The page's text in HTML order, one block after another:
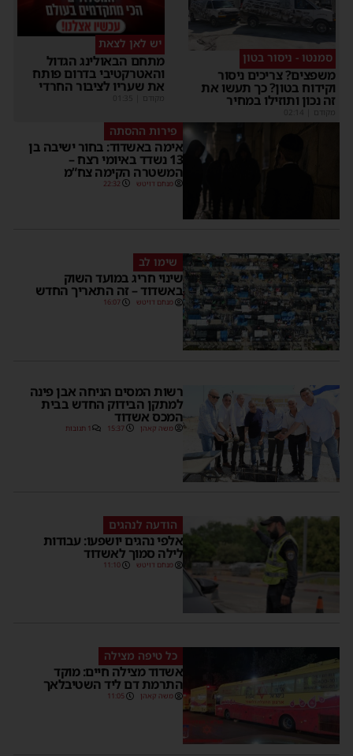
סמנטו - ניסור בטון
משפצים? צריכים ניסור
וקידוח בטון? כך תעשו את
זה נכון ותוזילו במחיר
מקודם
יש לאן לצאת
מתחם הבאולינג הגדול
והאטרקטיבי בדרום פותח
את שעריו לציבור החרדי
מקודם
פירות ההסתה
אימה באשדוד: בחור ישיבה בן
13 נשדד באיומי רצח –
המשטרה הקימה צח”מ
מנחם דויטש 22:32
שימו לב
שינוי חריג במועד השוק
באשדוד – זה התאריך החדש
מנחם דויטש 16:07
רשות המסים הניחה אבן פינה
למתקן הבידוק החדש בבית
המכס אשדוד
משה קאהן 15:37 1 תגובות
הודעה לנהגים
אלפי נהגים יושפעו: עבודות
לילה סמוך לאשדוד
מנחם דויטש 11:10
כל טיפה מצילה
אשדוד מצילה חיים: מוקד
התרמת דם ליד השטיבלאך
משה קאהן 11:05